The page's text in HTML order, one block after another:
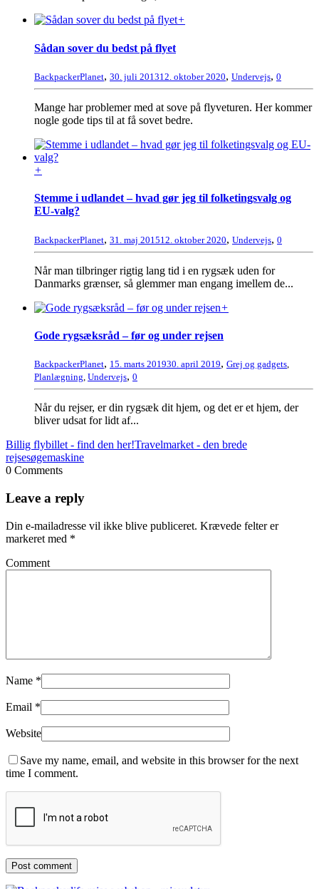
+
Sådan sover du bedst på flyet
BackpackerPlanet, 30. juli 201312. oktober 2020, Undervejs, 0
Mange har problemer med at sove på flyveturen. Her kommer
nogle gode tips til at få sovet bedre.
+
Stemme i udlandet – hvad gør jeg til folketingsvalg og
EU-valg?
BackpackerPlanet, 31. maj 201512. oktober 2020, Undervejs, 0
Når man tilbringer rigtig lang tid i en rygsæk uden for
Danmarks grænser, så glemmer man engang imellem de...
+
Gode rygsæksråd – før og under rejsen
BackpackerPlanet, 15. marts 201930. april 2019, Grej og gadgets,
Planlægning, Undervejs, 0
Når du rejser, er din rygsæk dit hjem, og det er et hjem, der
bliver udsat for lidt af...
Billig flybillet - find den her!Travelmarket - den brede
rejsesøgemaskine
0 Comments
Leave a reply
Din e-mailadresse vil ikke blive publiceret. Krævede felter er
markeret med *
Comment
Name *
Email *
Website
Save my name, email, and website in this browser for the next
time I comment.